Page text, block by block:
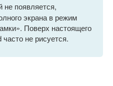
не появляется,
экрана в режим
Поверх настоящего
не рисуется.